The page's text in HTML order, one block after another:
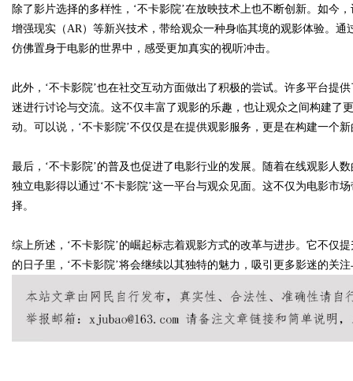
除了影片选择的多样性，‘不卡影院’在放映技术上也不断创新。如今
增强现实（AR）等新兴技术，带给观众一种身临其境的观影体验。
仿佛置身于电影的世界中，感受更加真实的视听冲击。
此外，‘不卡影院’也在社交互动方面做出了积极的尝试。许多平台提
迷进行讨论与交流。这不仅丰富了观影的乐趣，也让观众之间构建了
动。可以说，‘不卡影院’不仅仅是在提供观影服务，更是在构建一个
最后，‘不卡影院’的普及也促进了电影行业的发展。随着在线观影人
独立电影得以通过‘不卡影院’这一平台与观众见面。这不仅为电影市
择。
综上所述，‘不卡影院’的崛起标志着观影方式的改革与进步。它不仅
的日子里，‘不卡影院’将会继续以其独特的魅力，吸引更多影迷的关